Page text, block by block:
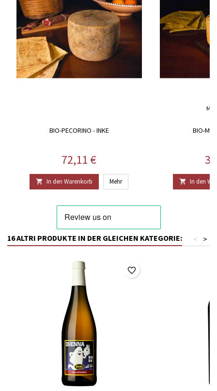
BIO-PECORINO - INKE
Preis
72,11 €
 In den Warenkorb Mehr
BIO-
 In den
16 ALTRI PRODUKTE IN DER GLEICHEN KATEGORIE: >
<
favorite_border